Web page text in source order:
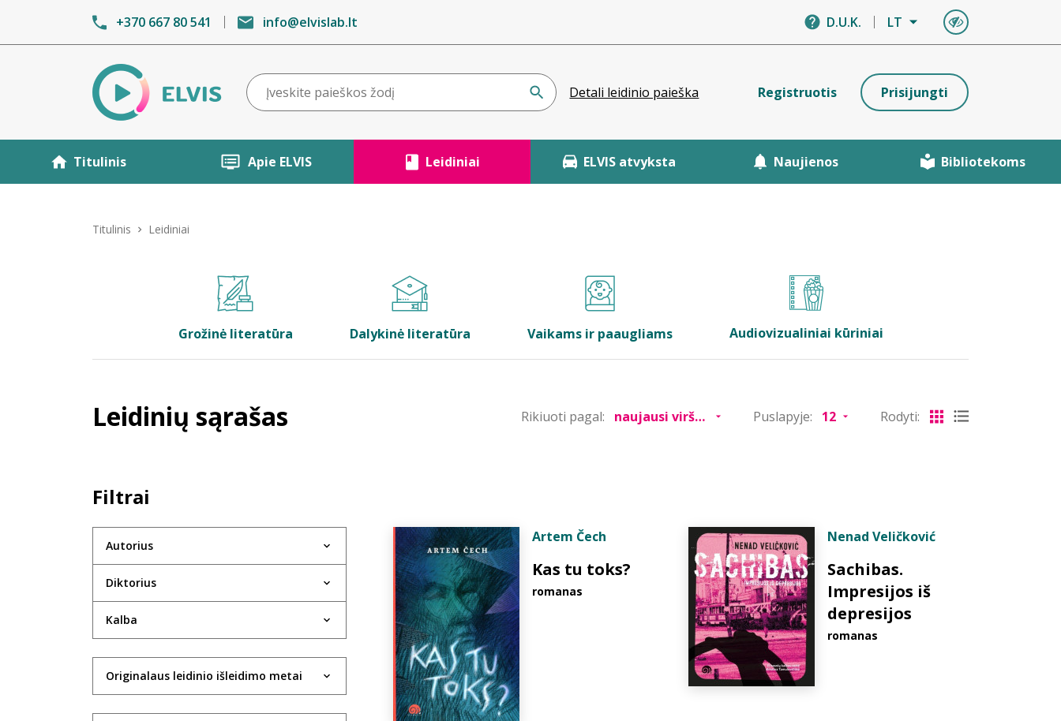
+370 667 80 541 info@elvislab.lt D.U.K. LT
Detali leidinio paieška Registruotis Prisijungti
Titulinis Apie ELVIS Leidiniai ELVIS atvyksta Naujienos Bibliotekoms
Titulinis Leidiniai
Grožinė literatūra Dalykinė literatūra Vaikams ir paaugliams Audiovizualiniai kūriniai
Leidinių sąrašas Rikiuoti pagal: Puslapyje: Rodyti:
Filtrai
Autorius
Diktorius
Kalba
Originalaus leidinio išleidimo metai
Artem Čech
Kas tu toks?
romanas
Nenad Veličković
Sachibas.
Impresijos iš
depresijos
romanas